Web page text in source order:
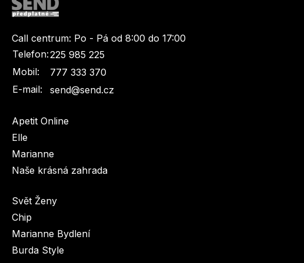
Call centrum: Po - Pá od 8:00 do 17:00
Telefon:225 985 225
Mobil:
777 333 370
E-mail:
send@send.cz
Apetit Online
Elle
Marianne
Naše krásná zahrada
Svět Ženy
Chip
Marianne Bydlení
Burda Style